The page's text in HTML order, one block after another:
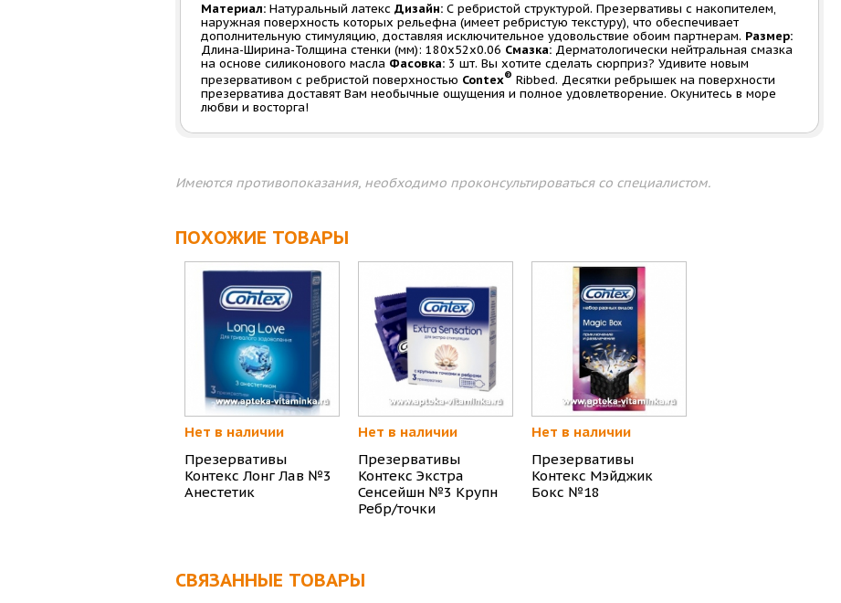
Материал: Натуральный латекс Дизайн: С ребристой структурой. Презервативы с накопителем,
наружная поверхность которых рельефна (имеет ребристую текстуру), что обеспечивает
дополнительную стимуляцию, доставляя исключительное удовольствие обоим партнерам. Размер:
Длина-Ширина-Толщина стенки (мм): 180х52х0.06 Смазка: Дерматологически нейтральная смазка
на основе силиконового масла Фасовка: 3 шт. Вы хотите сделать сюрприз? Удивите новым
презервативом с ребристой поверхностью Contex® Ribbed. Десятки ребрышек на поверхности
презерватива доставят Вам необычные ощущения и полное удовлетворение. Окунитесь в море
любви и восторга!
Имеются противопоказания, необходимо проконсультироваться со специалистом.
ПОХОЖИЕ ТОВАРЫ
Нет в наличии
Презервативы
Контекс Лонг Лав №3
Анестетик
Нет в наличии
Презервативы
Контекс Экстра
Сенсейшн №3 Крупн
Ребр/точки
Нет в наличии
Презервативы
Контекс Мэйджик
Бокс №18
СВЯЗАННЫЕ ТОВАРЫ